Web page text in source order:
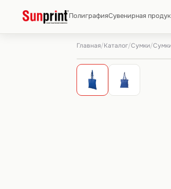
ПолиграфияСувенирная
Главная/Каталог/Сумки/